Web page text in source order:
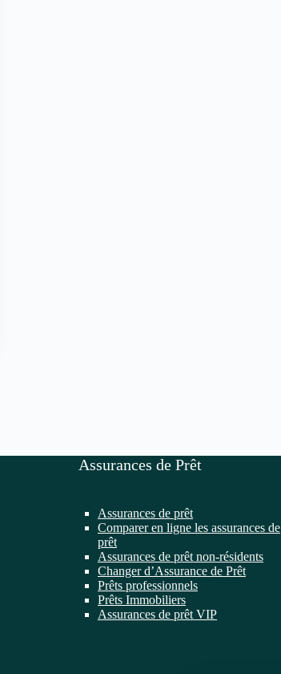
Assurances de Prêt
Assurances de prêt
Comparer en ligne les assurances de
prêt
Assurances de prêt non-résidents
Changer d’Assurance de Prêt
Prêts professionnels
Prêts Immobiliers
Assurances de prêt VIP